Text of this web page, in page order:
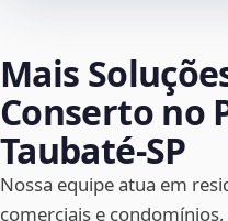
Mais
Conserto no
Taubaté‑SP
Nossa equipe atua em
comerciais e